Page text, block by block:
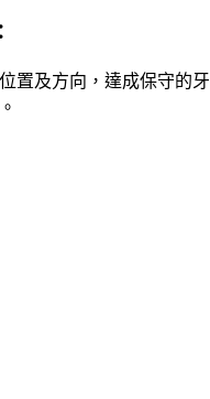
置及方向，達成保守的牙